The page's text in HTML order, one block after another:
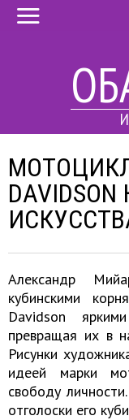
Александр
кубинскими
Davidson
превращая их в
Рисунки
идеей марки
свободу
отголоски его